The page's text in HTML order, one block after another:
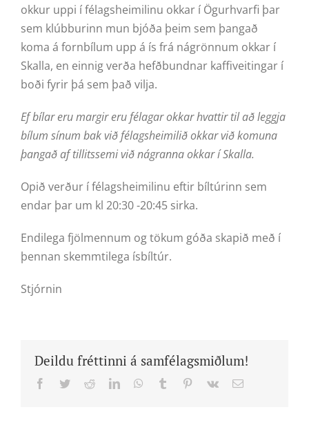
okkur uppi í félagsheimilinu okkar í Ögurhvarfi þar
sem klúbburinn mun bjóða þeim sem þangað
koma á fornbílum upp á ís frá nágrönnum okkar í
Skalla, en einnig verða hefðbundnar kaffiveitingar í
boði fyrir þá sem það vilja.
Ef bílar eru margir eru félagar okkar hvattir til að leggja
bílum sínum bak við félagsheimilið okkar við komuna
þangað af tillitssemi við nágranna okkar í Skalla.
Opið verður í félagsheimilinu eftir bíltúrinn sem
endar þar um kl 20:30 -20:45 sirka.
Endilega fjölmennum og tökum góða skapið með í
þennan skemmtilega ísbíltúr.
Stjórnin
Deildu fréttinni á samfélagsmiðlum!
Facebook
TwitterRedditLinkedInWhatsApp
Tumblr Pinterest
Vk Email